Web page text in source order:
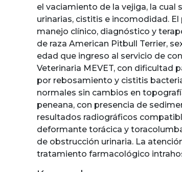
el vaciamiento de la vejiga, la cual
urinarias, cistitis e incomodidad.
manejo clínico, diagnóstico y
de raza American Pitbull Terrier,
edad que ingreso al servicio de
Veterinaria MEVET, con dificultad
por rebosamiento y cistitis
normales sin cambios en
peneana, con presencia de
resultados radiográficos
deformante torácica y
de obstrucción urinaria. La
tratamiento farmacológico